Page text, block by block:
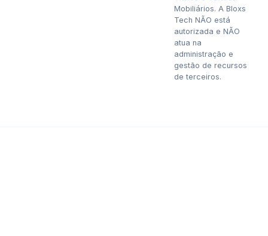
Mobiliários. A Bloxs
Tech NÃO está
autorizada e NÃO
atua na
administração e
gestão de recursos
de terceiros.